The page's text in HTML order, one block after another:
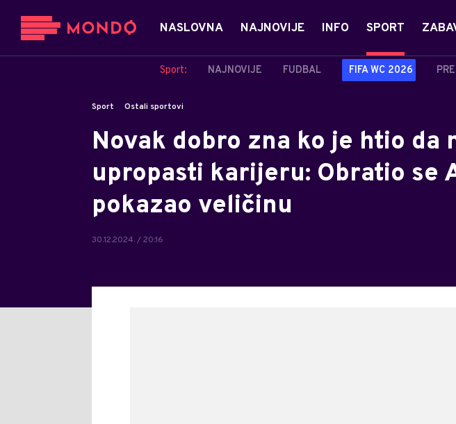
NASLOVNA NAJNOVIJE INFO SPORT
Sport: NAJNOVIJE FUDBAL FIFA WC 2026
Sport Ostali sportovi
Novak dobro zna ko je htio da
upropasti karijeru: Obratio se
pokazao veličinu
30.12.2024. / 20:16